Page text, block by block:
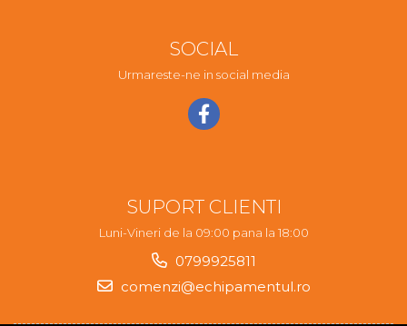
SOCIAL
Urmareste-ne in social media
SUPORT CLIENTI
Luni-Vineri de la 09:00 pana la 18:00
0799925811
comenzi@echipamentul.ro